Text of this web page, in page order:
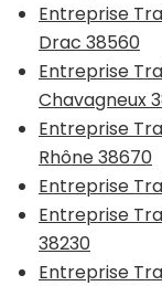
Entreprise
Drac 38560
Entreprise
Chavagneux
Entreprise
Rhône 38670
Entreprise
Entreprise
38230
Entreprise